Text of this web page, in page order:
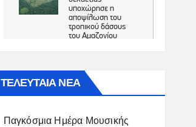
ΤΕΛΕΥΤΑΙΑ ΝΕΑ
Παγκόσμια Ημέρα Μουσικής